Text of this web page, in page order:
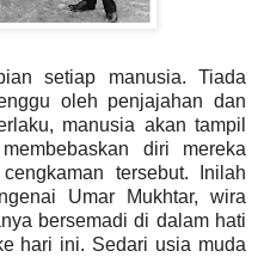
setiap manusia. Tiada
oleh penjajahan dan
manusia akan tampil
diri mereka
tersebut. Inilah
Umar Mukhtar, wira
bersemadi di dalam hati
hari ini. Sedari usia muda